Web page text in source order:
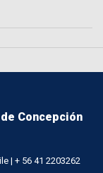
Concepción
| + 56 41 2203262